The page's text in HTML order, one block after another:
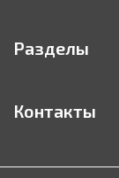
Разделы
Контакты